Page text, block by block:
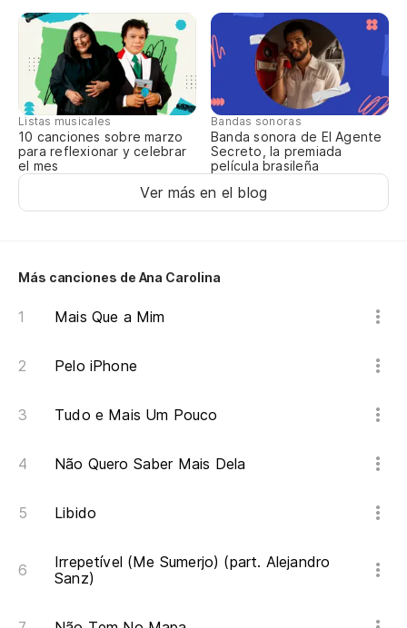
Listas musicales
10 canciones sobre marzo
para reflexionar y celebrar
el mes
Bandas sonoras
Banda sonora de El Agente
Secreto, la premiada
película brasileña
Ver más en el blog
Más canciones de Ana Carolina
Mais Que a Mim
Pelo iPhone
Tudo e Mais Um Pouco
Não Quero Saber Mais Dela
Libido
Irrepetível (Me Sumerjo) (part. Alejandro
Sanz)